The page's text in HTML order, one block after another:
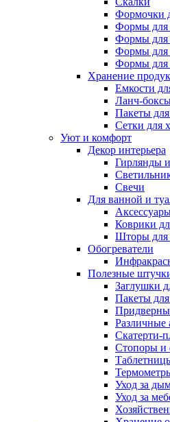
Формочки
Формы для
Формы для
Формы для
Формы для
Хранение
Емкости
Ланч-
Пакеты
Сетки для
Уют и комфорт
Декор интерьера
Гирлянды
Свечи
Для ванной и
Коврики
Шторы для
Обогреватели
Полезные
Заглушки
Пакеты
Различные
Скатерти-
Стопоры и
Уход за
Уход за